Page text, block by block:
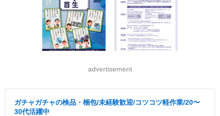
advertisement
ガチャガチャの検品・梱包/未経験歓迎/コツコツ軽作業/20〜
30代活躍中